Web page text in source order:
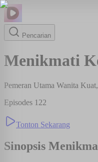
Pencarian
Menikmati
Pemeran Utama Wanita
Episodes 122
Tonton Sekarang
Sinopsis